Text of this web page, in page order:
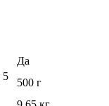
Да
5
500 г